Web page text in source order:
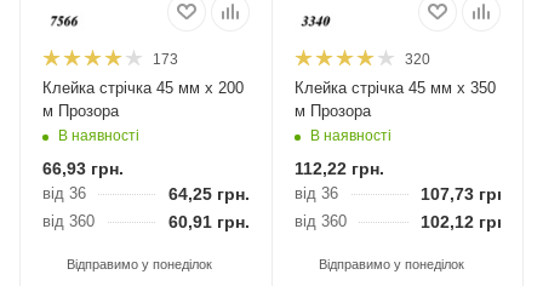
173
Клейка стрічка 45 мм х 200
м Прозора
В наявності
66,93 грн.
від 36 64,25 грн.
від 360 60,91 грн.
Відправимо у понеділок
320
Клейка стрічка 45 мм х 350
м Прозора
В наявності
112,22грн.
від 36 107,73грн.
від 360 102,12грн.
Відправимо у понеділок